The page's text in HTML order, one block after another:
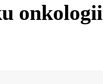
onkologii